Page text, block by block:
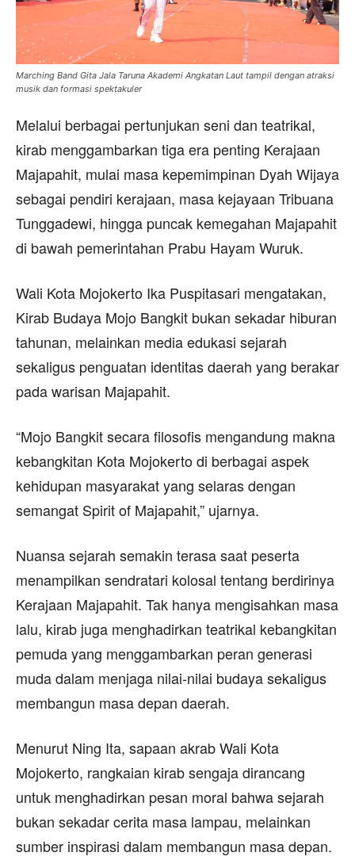
Marching Band Gita Jala Taruna Akademi Angkatan Laut tampil dengan atraksi
musik dan formasi spektakuler
Melalui berbagai pertunjukan seni dan teatrikal,
kirab menggambarkan tiga era penting Kerajaan
Majapahit, mulai masa kepemimpinan Dyah Wijaya
sebagai pendiri kerajaan, masa kejayaan Tribuana
Tunggadewi, hingga puncak kemegahan Majapahit
di bawah pemerintahan Prabu Hayam Wuruk.
Wali Kota Mojokerto Ika Puspitasari mengatakan,
Kirab Budaya Mojo Bangkit bukan sekadar hiburan
tahunan, melainkan media edukasi sejarah
sekaligus penguatan identitas daerah yang berakar
pada warisan Majapahit.
“Mojo Bangkit secara filosofis mengandung makna
kebangkitan Kota Mojokerto di berbagai aspek
kehidupan masyarakat yang selaras dengan
semangat Spirit of Majapahit,” ujarnya.
Nuansa sejarah semakin terasa saat peserta
menampilkan sendratari kolosal tentang berdirinya
Kerajaan Majapahit. Tak hanya mengisahkan masa
lalu, kirab juga menghadirkan teatrikal kebangkitan
pemuda yang menggambarkan peran generasi
muda dalam menjaga nilai-nilai budaya sekaligus
membangun masa depan daerah.
Menurut Ning Ita, sapaan akrab Wali Kota
Mojokerto, rangkaian kirab sengaja dirancang
untuk menghadirkan pesan moral bahwa sejarah
bukan sekadar cerita masa lampau, melainkan
sumber inspirasi dalam membangun masa depan.